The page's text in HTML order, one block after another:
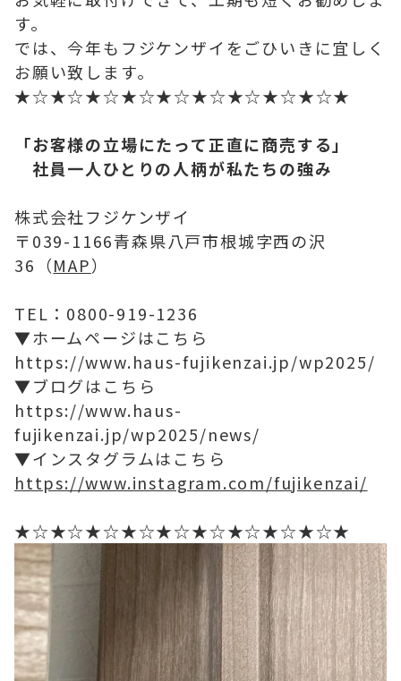
す。
では、今年もフジケンザイをごひいきに宜しく
お願い致します。
★☆★☆★☆★☆★☆★☆★☆★☆★☆★
「お客様の立場にたって正直に商売する」
社員一人ひとりの人柄が私たちの強み
株式会社フジケンザイ
〒039-1166青森県八戸市根城字西の沢
36（MAP）
TEL：0800-919-1236
▼ホームページはこちら
https://www.haus-fujikenzai.jp/wp2025/
▼ブログはこちら
https://www.haus-
fujikenzai.jp/wp2025/news/
▼インスタグラムはこちら
https://www.instagram.com/fujikenzai/
★☆★☆★☆★☆★☆★☆★☆★☆★☆★